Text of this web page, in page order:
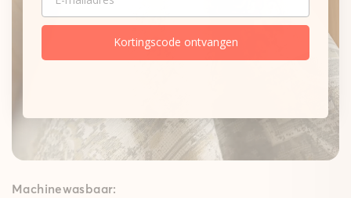
Onze matten
Een zachte schuimkern dempt elke stap merkbaar,
speelkamers, woon- en slaapkamers en lange keuken
lopers. Met een comfortabele polstering van 10 mm
brengt ze gezellig comfort in huis.
Machinewasbaar:
Kortingscode ontvangen